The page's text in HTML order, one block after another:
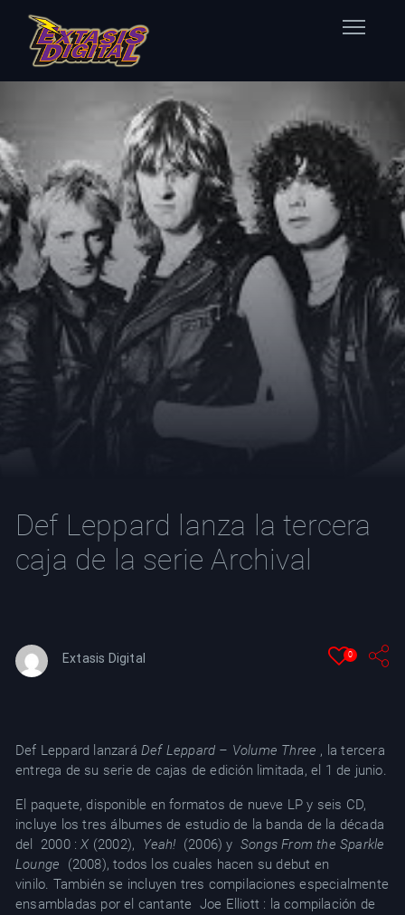
Home
Nuestras Estaciones
Datos Éxtasis
Contacto
FB
TW
IG
Def Leppard lanza la tercera
caja de la serie Archival
Extasis Digital 0
Def Leppard lanzará Def Leppard – Volume Three , la tercera
entrega de su serie de cajas de edición limitada, el 1 de junio.
El paquete, disponible en formatos de nueve LP y seis CD,
incluye los tres álbumes de estudio de la banda de la década
del 2000 :X (2002), Yeah! (2006) ySongs From the Sparkle
Lounge
(2008), todos los cuales hacen su debut en
vinilo. También se incluyen tres compilaciones especialmente
ensambladas por el cantante Joe Elliott : la compilación de